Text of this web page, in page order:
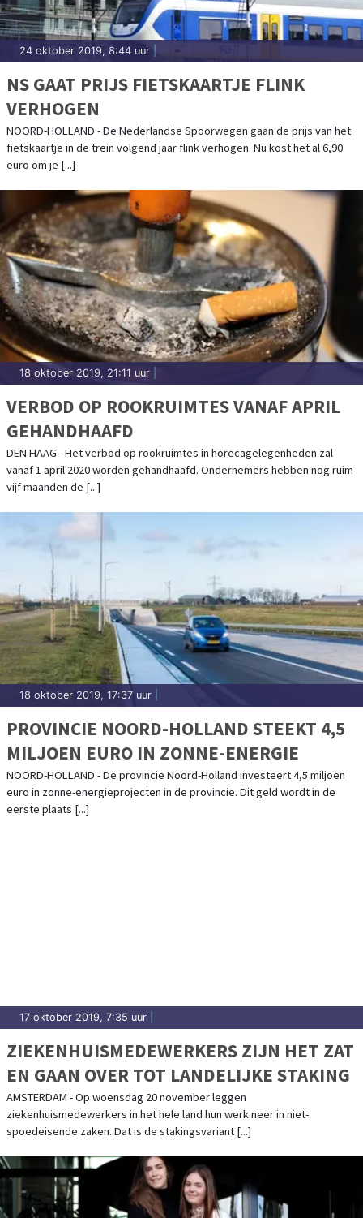
24 oktober 2019, 8:44 uur
NS GAAT PRIJS FIETSKAARTJE FLINK
VERHOGEN
NOORD-HOLLAND - De Nederlandse Spoorwegen gaan de prijs van het
fietskaartje in de trein volgend jaar flink verhogen. Nu kost het al 6,90
euro om je [...]
18 oktober 2019, 21:11 uur
VERBOD OP ROOKRUIMTES VANAF APRIL
GEHANDHAAFD
DEN HAAG - Het verbod op rookruimtes in horecagelegenheden zal
vanaf 1 april 2020 worden gehandhaafd. Ondernemers hebben nog ruim
vijf maanden de [...]
18 oktober 2019, 17:37 uur
PROVINCIE NOORD-HOLLAND STEEKT 4,5
MILJOEN EURO IN ZONNE-ENERGIE
NOORD-HOLLAND - De provincie Noord-Holland investeert 4,5 miljoen
euro in zonne-energieprojecten in de provincie. Dit geld wordt in de
eerste plaats [...]
17 oktober 2019, 7:35 uur
ZIEKENHUISMEDEWERKERS ZIJN HET ZAT
EN GAAN OVER TOT LANDELIJKE STAKING
AMSTERDAM - Op woensdag 20 november leggen
ziekenhuismedewerkers in het hele land hun werk neer in niet-
spoedeisende zaken. Dat is de stakingsvariant [...]